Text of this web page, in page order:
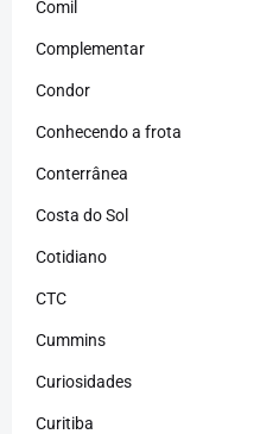
Comil
Complementar
Condor
Conhecendo a frota
Conterrânea
Costa do Sol
Cotidiano
CTC
Cummins
Curiosidades
Curitiba